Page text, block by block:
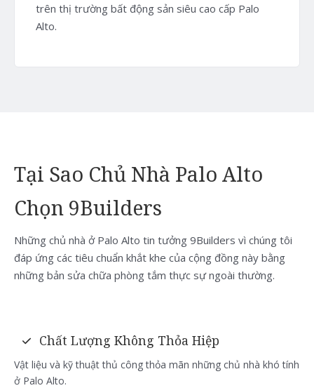
trên thị trường bất động sản siêu cao cấp Palo
Alto.
Tại Sao Chủ Nhà Palo Alto
Chọn 9Builders
Những chủ nhà ở Palo Alto tin tưởng 9Builders vì chúng tôi
đáp ứng các tiêu chuẩn khắt khe của cộng đồng này bằng
những bản sửa chữa phòng tắm thực sự ngoài thường.
Chất Lượng Không Thỏa Hiệp
Vật liệu và kỹ thuật thủ công thỏa mãn những chủ nhà khó tính
ở Palo Alto.